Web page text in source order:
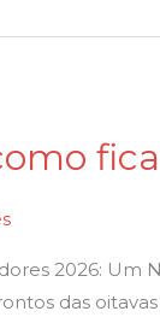
2026:
das